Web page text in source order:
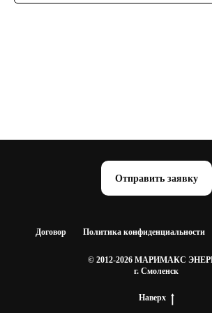
Отправить заявку
Договор Политика конфиденциальности
© 2012-2026 МАРИМАКС
г. Смоленск
Наверх